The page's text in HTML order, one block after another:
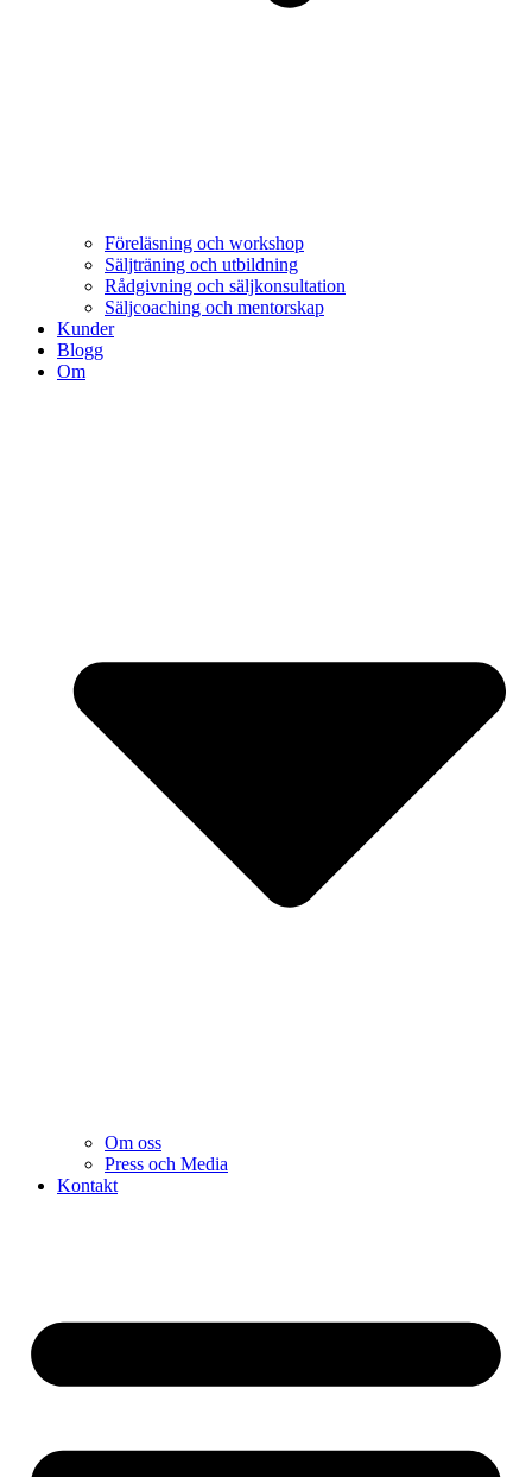
Föreläsning och workshop
Säljträning och utbildning
Rådgivning och säljkonsultation
Säljcoaching och mentorskap
Kunder
Blogg
Om
Om oss
Press och Media
Kontakt